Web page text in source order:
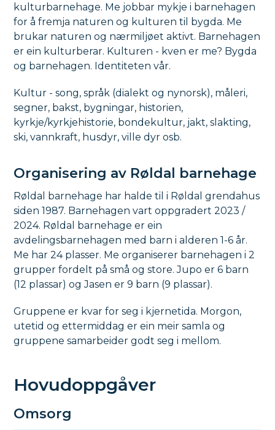
kulturbarnehage. Me jobbar mykje i barnehagen
for å fremja naturen og kulturen til bygda. Me
brukar naturen og nærmiljøet aktivt. Barnehagen
er ein kulturberar. Kulturen - kven er me? Bygda
og barnehagen. Identiteten vår.
Kultur - song, språk (dialekt og nynorsk), måleri,
segner, bakst, bygningar, historien,
kyrkje/kyrkjehistorie, bondekultur, jakt, slakting,
ski, vannkraft, husdyr, ville dyr osb.
Organisering av Røldal barnehage
Røldal barnehage har halde til i Røldal grendahus
siden 1987. Barnehagen vart oppgradert 2023 /
2024. Røldal barnehage er ein
avdelingsbarnehagen med barn i alderen 1-6 år.
Me har 24 plasser. Me organiserer barnehagen i 2
grupper fordelt på små og store. Jupo er 6 barn
(12 plassar) og Jasen er 9 barn (9 plassar).
Gruppene er kvar for seg i kjernetida. Morgon,
utetid og ettermiddag er ein meir samla og
gruppene samarbeider godt seg i mellom.
Hovudoppgåver
Omsorg